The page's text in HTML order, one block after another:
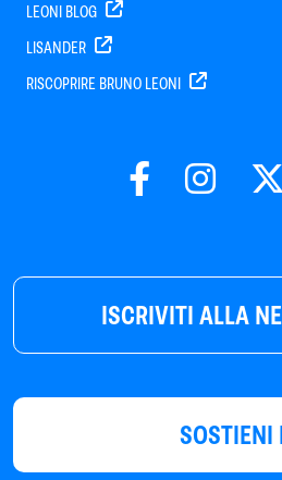
ISCRIVITI ALLA
SOSTIENI
LEONI BLOG
LISANDER
RISCOPRIRE BRUNO LEONI